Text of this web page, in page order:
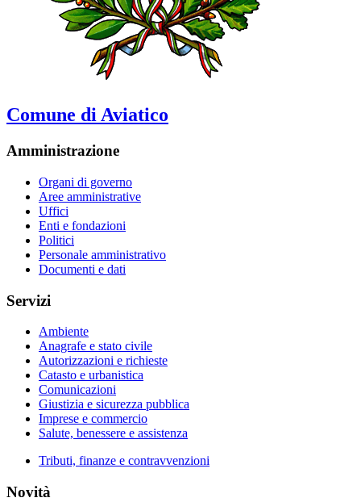
Comune di Aviatico
Amministrazione
Organi di governo
Aree amministrative
Uffici
Enti e fondazioni
Politici
Personale amministrativo
Documenti e dati
Servizi
Ambiente
Anagrafe e stato civile
Autorizzazioni e richieste
Catasto e urbanistica
Comunicazioni
Giustizia e sicurezza pubblica
Imprese e commercio
Salute, benessere e assistenza
Tributi, finanze e contravvenzioni
Novità